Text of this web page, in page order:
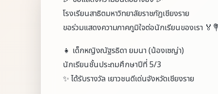
โรงเรียนสาธิตมหาวิทยาลัยราชภัฏเชียงราย
ขอร่วมแสดงความภาคภูมิใจต่อนักเรียนของเรา
👧 เด็กหญิงณัฐรธิดา ยมนา (น้องเซญ่า)
นักเรียนชั้นประถมศึกษาปีที่ 5/3
✨ ได้รับรางวัล เยาวชนดีเด่นจังหวัดเชียงราย